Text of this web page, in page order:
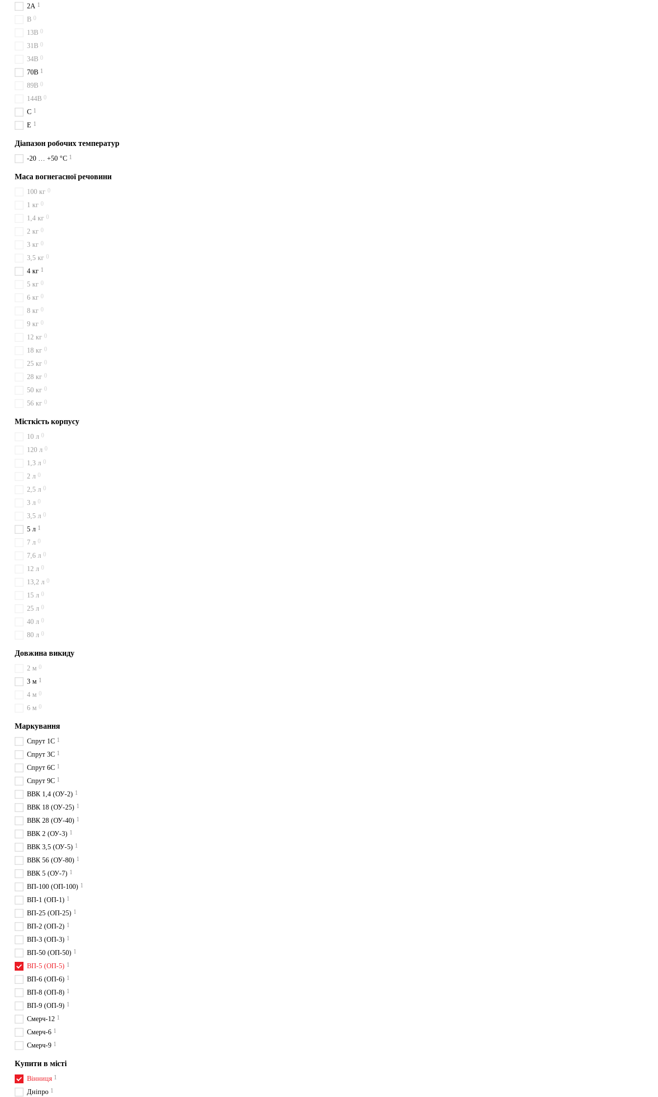
2A 1
B 0
13B 0
31B 0
34B 0
70B 1
89B 0
144B 0
C 1
E 1
Діапазон робочих температур
-20 … +50 °C 1
Маса вогнегасної речовини
100 кг 0
1 кг 0
1,4 кг 0
2 кг 0
3 кг 0
3,5 кг 0
4 кг 1
5 кг 0
6 кг 0
8 кг 0
9 кг 0
12 кг 0
18 кг 0
25 кг 0
28 кг 0
50 кг 0
56 кг 0
Місткість корпусу
10 л 0
120 л 0
1,3 л 0
2 л 0
2,5 л 0
3 л 0
3,5 л 0
5 л 1
7 л 0
7,6 л 0
12 л 0
13,2 л 0
15 л 0
25 л 0
40 л 0
80 л 0
Довжина викиду
2 м 0
3 м 1
4 м 0
6 м 0
Маркування
Спрут 1С 1
Спрут 3С 1
Спрут 6С 1
Спрут 9С 1
ВВК 1,4 (ОУ-2) 1
ВВК 18 (ОУ-25) 1
ВВК 28 (ОУ-40) 1
ВВК 2 (ОУ-3) 1
ВВК 3,5 (ОУ-5) 1
ВВК 56 (ОУ-80) 1
ВВК 5 (ОУ-7) 1
ВП-100 (ОП-100) 1
ВП-1 (ОП-1) 1
ВП-25 (ОП-25) 1
ВП-2 (ОП-2) 1
ВП-3 (ОП-3) 1
ВП-50 (ОП-50) 1
ВП-5 (ОП-5) 1
ВП-6 (ОП-6) 1
ВП-8 (ОП-8) 1
ВП-9 (ОП-9) 1
Смерч-12 1
Смерч-6 1
Смерч-9 1
Купити в місті
Вінниця 1
Дніпро 1